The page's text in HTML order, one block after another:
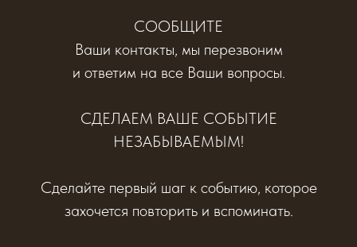
СООБЩИТЕ
Ваши контакты, мы перезвоним
и ответим на все Ваши вопросы.
СДЕЛАЕМ ВАШЕ СОБЫТИЕ
НЕЗАБЫВАЕМЫМ!
Сделайте первый шаг к событию, которое
захочется повторить и вспоминать.